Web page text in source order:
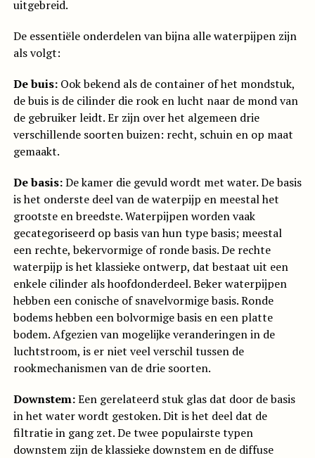
uitgebreid.
De essentiële onderdelen van bijna alle waterpijpen zijn
als volgt:
De buis:Ook bekend als de container of het mondstuk,
de buis is de cilinder die rook en lucht naar de mond van
de gebruiker leidt. Er zijn over het algemeen drie
verschillende soorten buizen: recht, schuin en op maat
gemaakt.
De basis:De kamer die gevuld wordt met water. De basis
is het onderste deel van de waterpijp en meestal het
grootste en breedste. Waterpijpen worden vaak
gecategoriseerd op basis van hun type basis; meestal
een rechte, bekervormige of ronde basis. De rechte
waterpijp is het klassieke ontwerp, dat bestaat uit een
enkele cilinder als hoofdonderdeel. Beker waterpijpen
hebben een conische of snavelvormige basis. Ronde
bodems hebben een bolvormige basis en een platte
bodem. Afgezien van mogelijke veranderingen in de
luchtstroom, is er niet veel verschil tussen de
rookmechanismen van de drie soorten.
Downstem:Een gerelateerd stuk glas dat door de basis
in het water wordt gestoken. Dit is het deel dat de
filtratie in gang zet. De twee populairste typen
downstem zijn de klassieke downstem en de diffuse